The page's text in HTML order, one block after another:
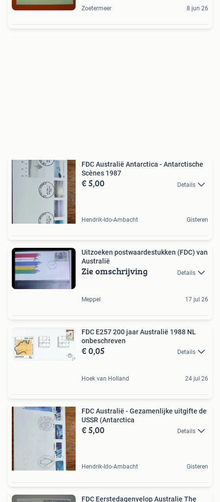
Zoetermeer 8 jun 26
FDC Australië Antarctica - Antarctische
Scènes 1987
€ 5,00 Details
Hendrik-Ido-Ambacht Gisteren
Uitzoeken postwaardestukken (FDC) van
Australië
Zie omschrijving Details
Meppel 17 jul 26
FDC E257 200 jaar Australië 1988 NL
onbeschreven
€ 0,05 Details
Hoek van Holland 24 jul 26
FDC Australië - Gezamenlijke uitgifte de
USSR (Antarctica
€ 5,00 Details
Hendrik-Ido-Ambacht Gisteren
FDC Eerstedagenvelop Australie The